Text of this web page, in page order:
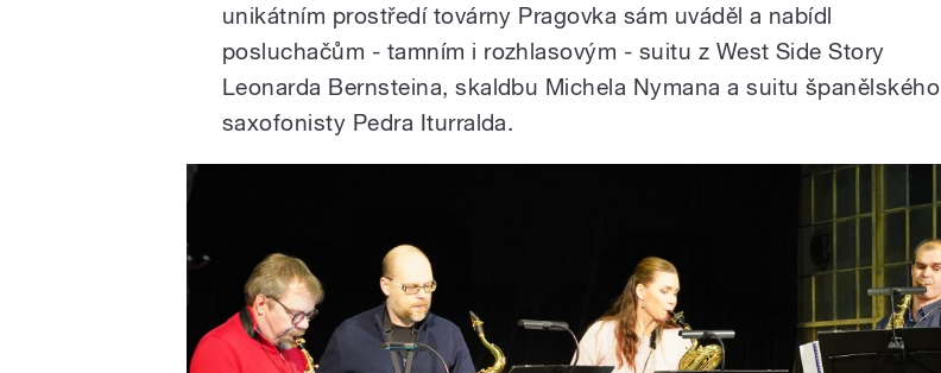
unikátním prostředí továrny Pragovka sám uváděl a nabídl
posluchačům - tamním i rozhlasovým - suitu z West Side Story
Leonarda Bernsteina, skaldbu Michela Nymana a suitu španělského
saxofonisty Pedra Iturralda.